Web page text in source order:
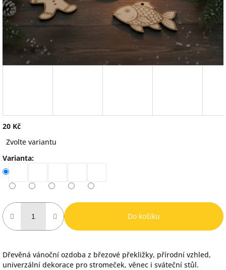
20 Kč
cena:
Zvolte variantu
Varianta:
Do košíku
Dřevěná vánoční ozdoba z březové překližky, přírodní vzhled,
univerzální dekorace pro stromeček, věnec i sváteční stůl.